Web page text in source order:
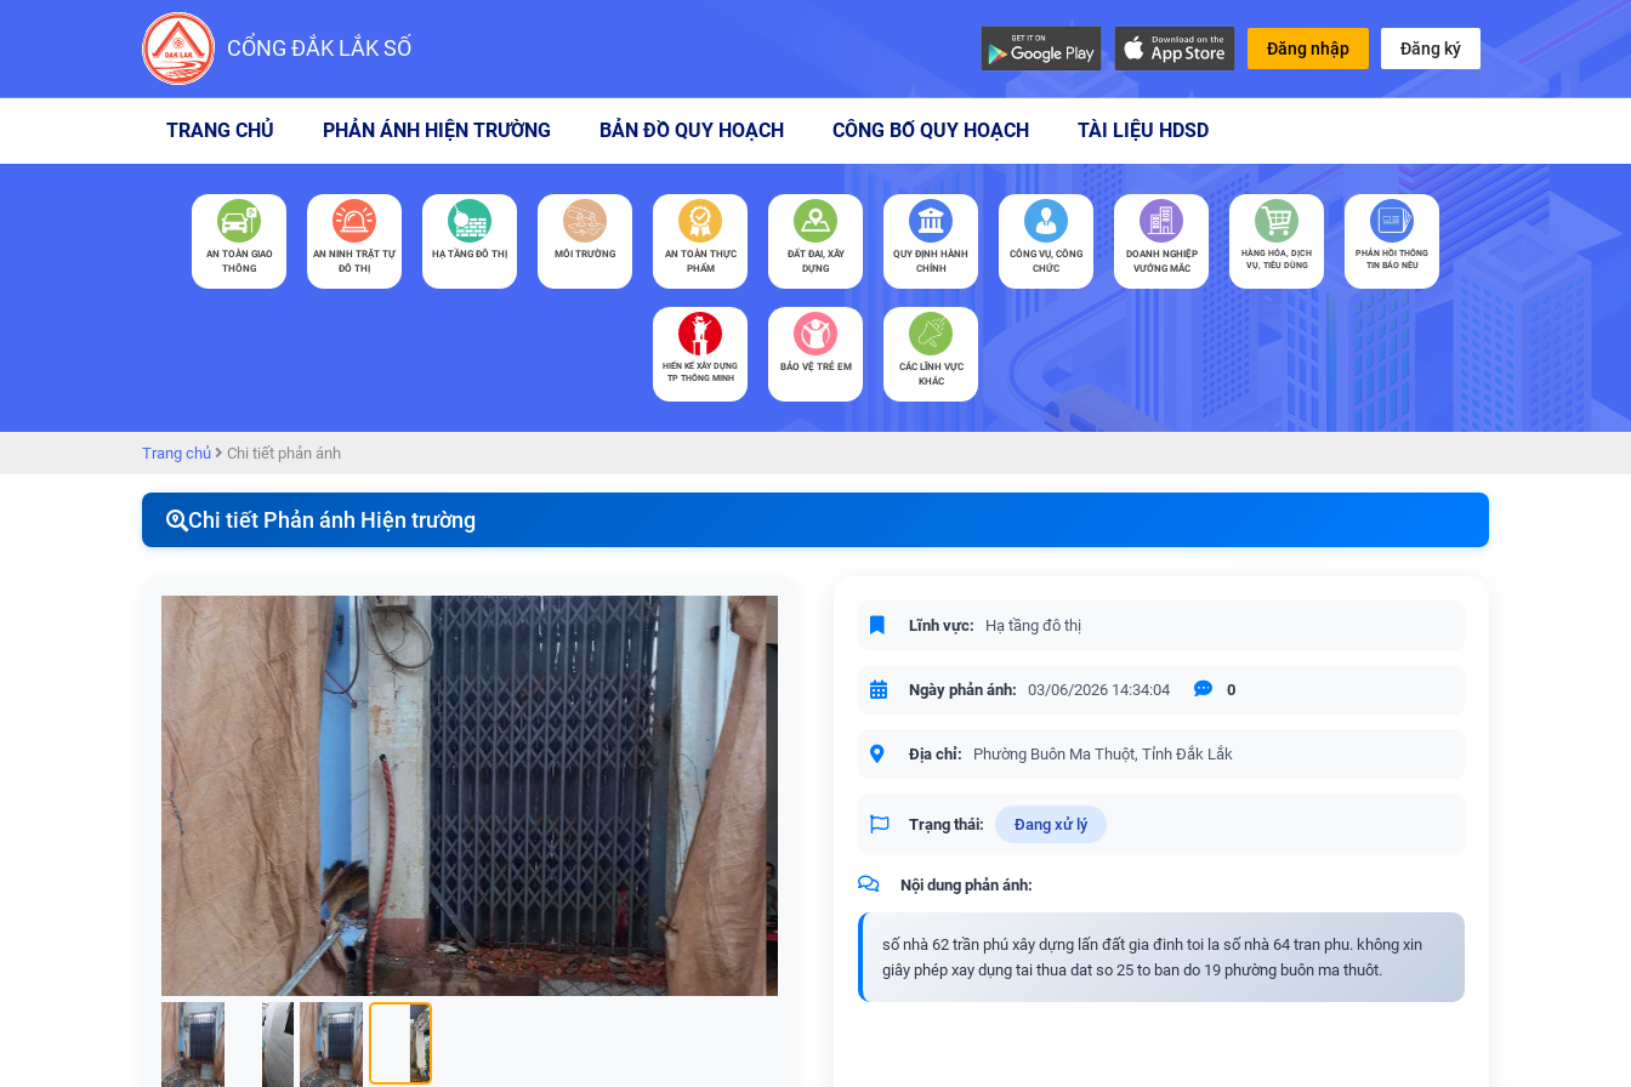
CỔNG ĐẮK LẮK SỐ Đăng nhập Đăng ký
TRANG CHỦ PHẢN ÁNH HIỆN TRƯỜNG BẢN ĐỒ QUY HOẠCH CÔNG BỐ QUY HOẠCH TÀI LIỆU HDSD
AN TOÀN GIAO
THÔNG
AN NINH TRẬT TỰ
ĐÔ THỊ
HẠ TẦNG ĐÔ THỊ MÔI TRƯỜNG
AN TOÀN THỰC
PHẨM
ĐẤT ĐAI, XÂY
DỰNG
QUY ĐỊNH HÀNH
CHÍNH
CÔNG VỤ, CÔNG
CHỨC
DOANH NGHIỆP
VƯỚNG MẮC
HÀNG HÓA, DỊCH
VỤ, TIÊU DÙNG
PHẢN HỒI THÔNG
TIN BÁO NÊU
HIẾN KẾ XÂY DỰNG
TP THÔNG MINH
BẢO VỆ TRẺ EM
CÁC LĨNH VỰC
KHÁC
Trang chủ Chi tiết phản ánh
Chi tiết Phản ánh Hiện trường
Lĩnh vực: Hạ tầng đô thị
Ngày phản ánh: 03/06/2026 14:34:04 0
Địa chỉ: Phường Buôn Ma Thuột, Tỉnh Đắk Lắk
Trạng thái: Đang xử lý
Nội dung phản ánh:
số nhà 62 trần phú xây dựng lấn đất gia đinh toi la số nhà 64 tran phu. không xin
giây phép xay dụng tai thua dat so 25 to ban do 19 phường buôn ma thuôt.